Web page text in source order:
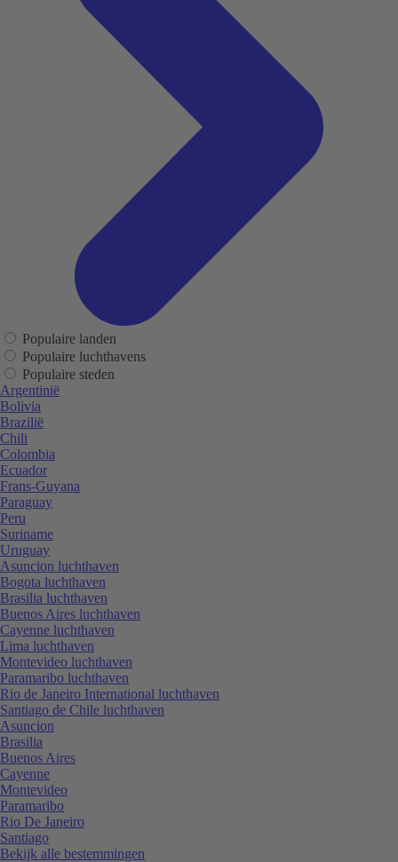
Populaire landen
Populaire luchthavens
Populaire steden
Argentinië
Bolivia
Brazilië
Chili
Colombia
Ecuador
Frans-Guyana
Paraguay
Peru
Suriname
Uruguay
Asuncion luchthaven
Bogota luchthaven
Brasilia luchthaven
Buenos Aires luchthaven
Cayenne luchthaven
Lima luchthaven
Montevideo luchthaven
Paramaribo luchthaven
Rio de Janeiro International luchthaven
Santiago de Chile luchthaven
Asuncion
Brasilia
Buenos Aires
Cayenne
Montevideo
Paramaribo
Rio De Janeiro
Santiago
Bekijk alle bestemmingen